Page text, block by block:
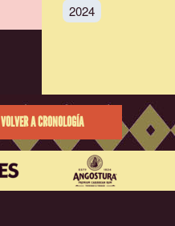
2024
VOLVER A CRONOLOGÍA